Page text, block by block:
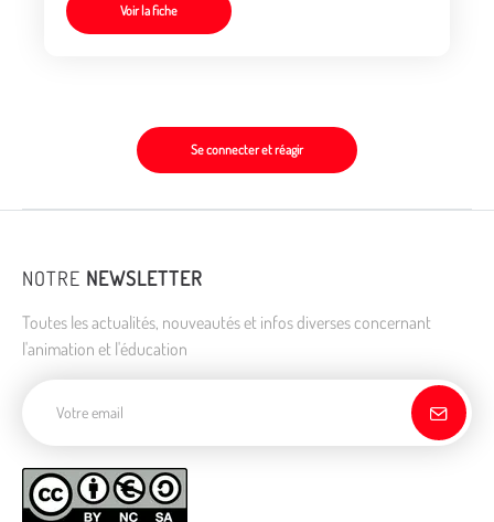
Voir la fiche
Se connecter et réagir
NOTRE NEWSLETTER
Toutes les actualités, nouveautés et infos diverses concernant
l'animation et l'éducation